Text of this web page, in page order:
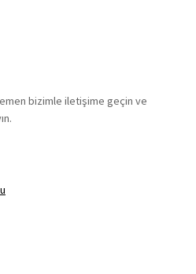
bizimle iletişime geçin ve